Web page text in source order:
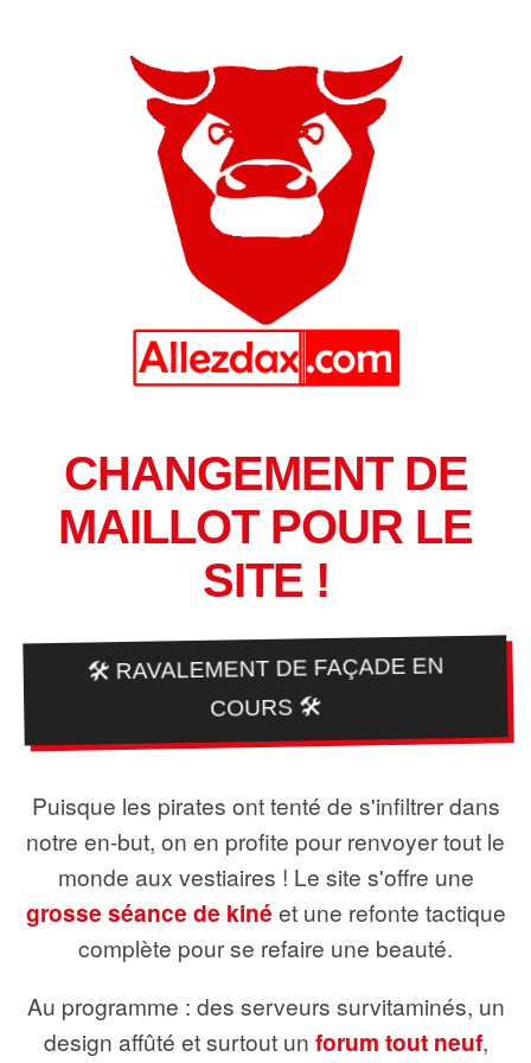
CHANGEMENT DE
MAILLOT POUR LE
SITE !
🛠️ RAVALEMENT DE FAÇADE EN
COURS 🛠️
Puisque les pirates ont tenté de s'infiltrer dans
notre en-but, on en profite pour renvoyer tout le
monde aux vestiaires ! Le site s'offre une
grosse séance de kiné et une refonte tactique
complète pour se refaire une beauté.
Au programme : des serveurs survitaminés, un
design affûté et surtout un forum tout neuf,